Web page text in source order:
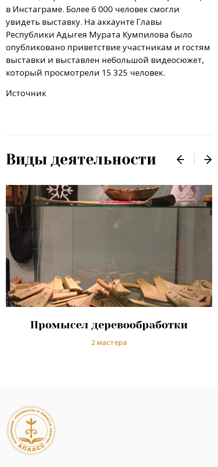
в Инстаграме. Более 6 000 человек смогли
увидеть выставку. На аккаунте Главы
Республики Адыгея Мурата Кумпилова было
опубликовано приветствие участникам и гостям
выставки и выставлен небольшой видеосюжет,
который просмотрели 15 325 человек.
Источник
Виды деятельности
Промысел деревообработки
2 мастера